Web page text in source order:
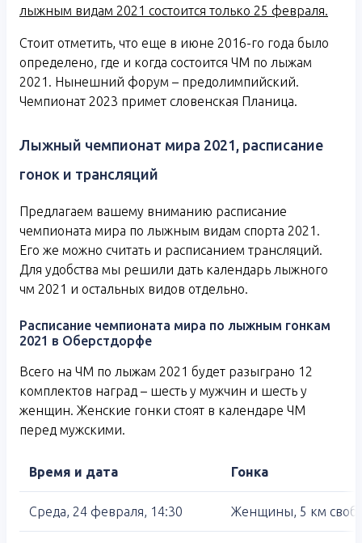
лыжным видам 2021 состоится только 25 февраля.
Стоит отметить, что еще в июне 2016-го года было
определено, где и когда состоится ЧМ по лыжам
2021. Нынешний форум – предолимпийский.
Чемпионат 2023 примет словенская Планица.
Лыжный чемпионат мира 2021, расписание
гонок и трансляций
Предлагаем вашему вниманию расписание
чемпионата мира по лыжным видам спорта 2021.
Его же можно считать и расписанием трансляций.
Для удобства мы решили дать календарь лыжного
чм 2021 и остальных видов отдельно.
Расписание чемпионата мира по лыжным гонкам
2021 в Оберстдорфе
Всего на ЧМ по лыжам 2021 будет разыграно 12
комплектов наград – шесть у мужчин и шесть у
женщин. Женские гонки стоят в календаре ЧМ
перед мужскими.
Время и дата Гонка
Среда, 24 февраля, 14:30 Женщины, 5 км